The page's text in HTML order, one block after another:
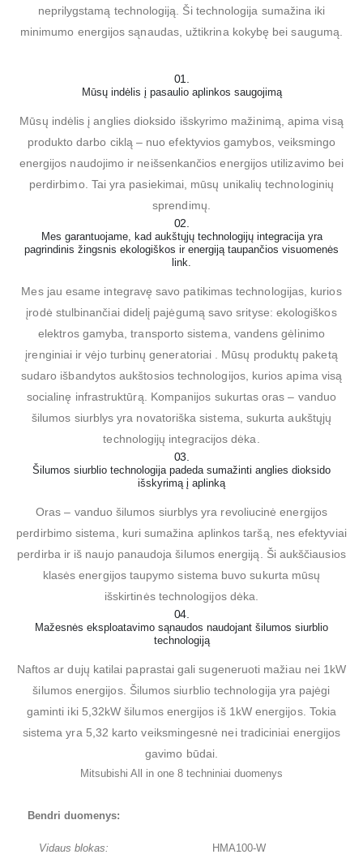
neprilygstamą technologiją. Ši technologija sumažina iki
minimumo energijos sąnaudas, užtikrina kokybę bei saugumą.
01.
Mūsų indėlis į pasaulio aplinkos saugojimą
Mūsų indėlis į anglies dioksido išskyrimo mažinimą, apima visą
produkto darbo ciklą – nuo efektyvios gamybos, veiksmingo
energijos naudojimo ir neišsenkančios energijos utilizavimo bei
perdirbimo. Tai yra pasiekimai, mūsų unikalių technologinių
sprendimų.
02.
Mes garantuojame, kad aukštųjų technologijų integracija yra
pagrindinis žingsnis ekologiškos ir energiją taupančios visuomenės
link.
Mes jau esame integravę savo patikimas technologijas, kurios
įrodė stulbinančiai didelį pajėgumą savo srityse: ekologiškos
elektros gamyba, transporto sistema, vandens gėlinimo
įrenginiai ir vėjo turbinų generatoriai . Mūsų produktų paketą
sudaro išbandytos aukštosios technologijos, kurios apima visą
socialinę infrastruktūrą. Kompanijos sukurtas oras – vanduo
šilumos siurblys yra novatoriška sistema, sukurta aukštųjų
technologijų integracijos dėka.
03.
Šilumos siurblio technologija padeda sumažinti anglies dioksido
išskyrimą į aplinką
Oras – vanduo šilumos siurblys yra revoliucinė energijos
perdirbimo sistema, kuri sumažina aplinkos taršą, nes efektyviai
perdirba ir iš naujo panaudoja šilumos energiją. Ši aukščiausios
klasės energijos taupymo sistema buvo sukurta mūsų
išskirtinės technologijos dėka.
04.
Mažesnės eksploatavimo sąnaudos naudojant šilumos siurblio
technologiją
Naftos ar dujų katilai paprastai gali sugeneruoti mažiau nei 1kW
šilumos energijos. Šilumos siurblio technologija yra pajėgi
gaminti iki 5,32kW šilumos energijos iš 1kW energijos. Tokia
sistema yra 5,32 karto veiksmingesnė nei tradiciniai energijos
gavimo būdai.
Mitsubishi All in one 8 techniniai duomenys
Bendri duomenys:
Vidaus blokas: HMA100-W